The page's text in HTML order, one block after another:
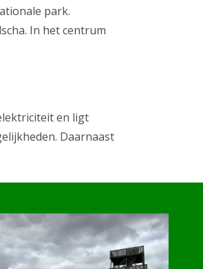
park.
In het centrum
en ligt
Daarnaast